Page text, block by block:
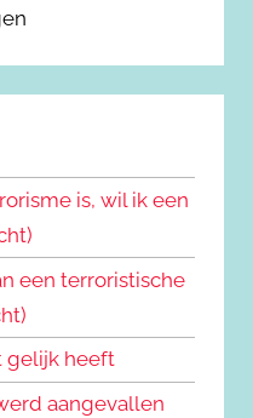
is, wil ik een
een terroristische
gelijk heeft
aangevallen